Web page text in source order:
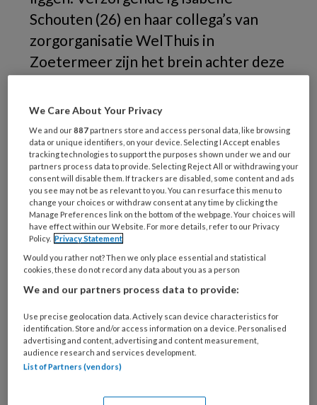
Schouten (26) en haar collega’s van
zorgorganisatie WelThuis in
Zoetermeer zijn het brein achter deze
De bewoners hebben dikke pret met de verzorgenden tijdens het
Wat een heerlijke video, en hij
We Care About Your Privacy
We and our887 partners store and access personal data, like browsing
data or unique identifiers, on your device. Selecting I Accept enables
tracking technologies to support the purposes shown under we and our
partners process data to provide. Selecting Reject All or withdrawing your
consent will disable them. If trackers are disabled, some content and ads
you see may not be as relevant to you. You can resurface this menu to
change your choices or withdraw consent at any time by clicking the
Manage Preferences link on the bottom of the webpage. Your choices will
have effect within our Website. For more details, refer to our Privacy
Policy. Privacy Statement
Would you rather not? Then we only place essential and statistical
cookies, these do not record any data about you as a person
We and our partners process data to provide:
Use precise geolocation data. Actively scan device characteristics for
identification. Store and/or access information on a device. Personalised
advertising and content, advertising and content measurement,
audience research and services development.
List of Partners (vendors)